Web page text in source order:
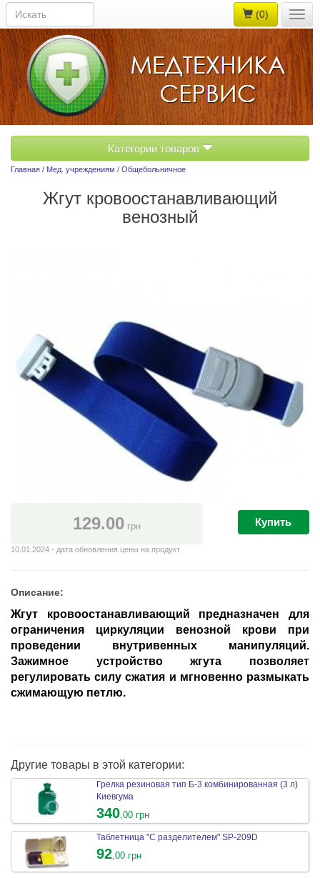
(0)
Категории товаров
Главная / Мед. учреждениям / Общебольничное
Жгут кровоостанавливающий
венозный
129.00грн
10.01.2024 - дата обновления цены на продукт
Купить
Описание:
Жгут кровоостанавливающий
предназначен для
ограничения циркуляции венозной крови при
проведении внутривенных манипуляций.
Зажимное устройство жгута позволяет
регулировать силу сжатия и мгновенно размыкать
сжимающую петлю.
Другие товары в этой категории:
Грелка резиновая тип Б-3 комбинированная (3 л)
Киевгума
340,00 грн
Таблетница "С разделителем" SP-209D
92,00 грн